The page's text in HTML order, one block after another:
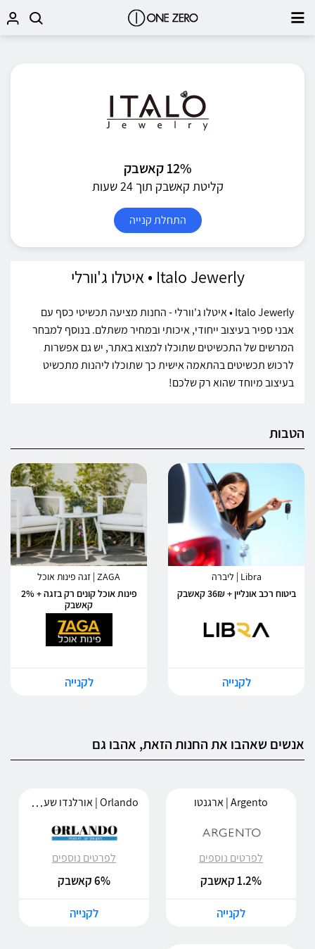
12% קאשבק
קליטת קאשבק תוך 24 שעות
התחלת קנייה
Italo Jewerly • איטלו ג'וורלי
Italo Jewerly • איטלו ג'וורלי - החנות מציעה תכשיטי כסף עם
אבני ספיר בעיצוב ייחודי, איכותי ובמחיר משתלם. בנוסף למבחר
המרשים של התכשיטים שתוכלו למצוא באתר, יש גם אפשרות
לרכוש תכשיטים בהתאמה אישית כך שתוכלו ליהנות מתכשיט
בעיצוב מיוחד שהוא רק שלכם!
הטבות
Libra | ליברה
ביטוח רכב אונליין + 36₪ קאשבק
לקנייה
ZAGA | זגה פינות אוכל
פינות אוכל קונים רק בזגה + 2%
קאשבק
לקנייה
אנשים שאהבו את החנות הזאת, אהבו גם
Argento | ארגנטו
לפרטים נוספים
1.2% קאשבק
לקנייה
Orlando | אורלנדו שעונים
לפרטים נוספים
6% קאשבק
לקנייה